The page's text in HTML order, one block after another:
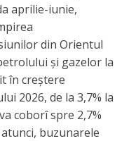
aprilie-iunie,
din Orientul
și gazelor la
în creștere
2026, de la 3,7% la
coborî spre 2,7%
buzunarele